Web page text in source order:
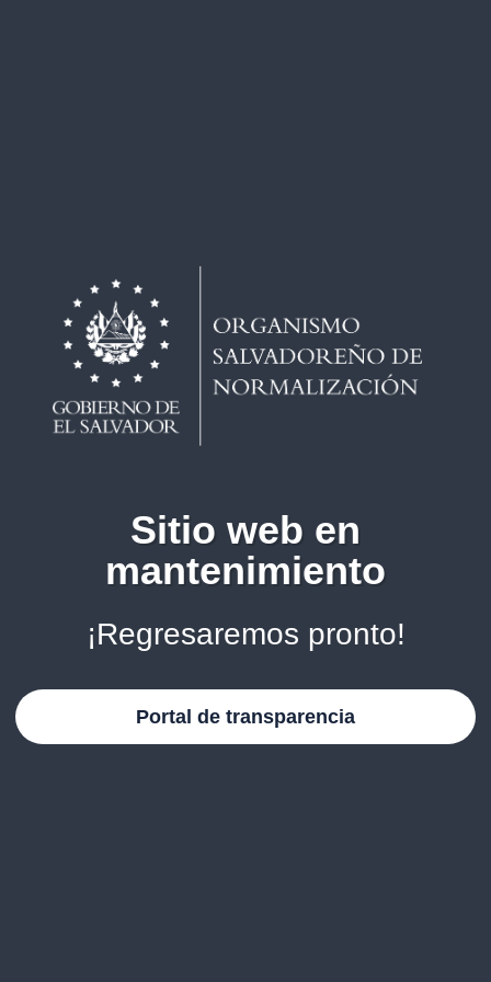
Sitio web en
mantenimiento
¡Regresaremos pronto!
Portal de transparencia